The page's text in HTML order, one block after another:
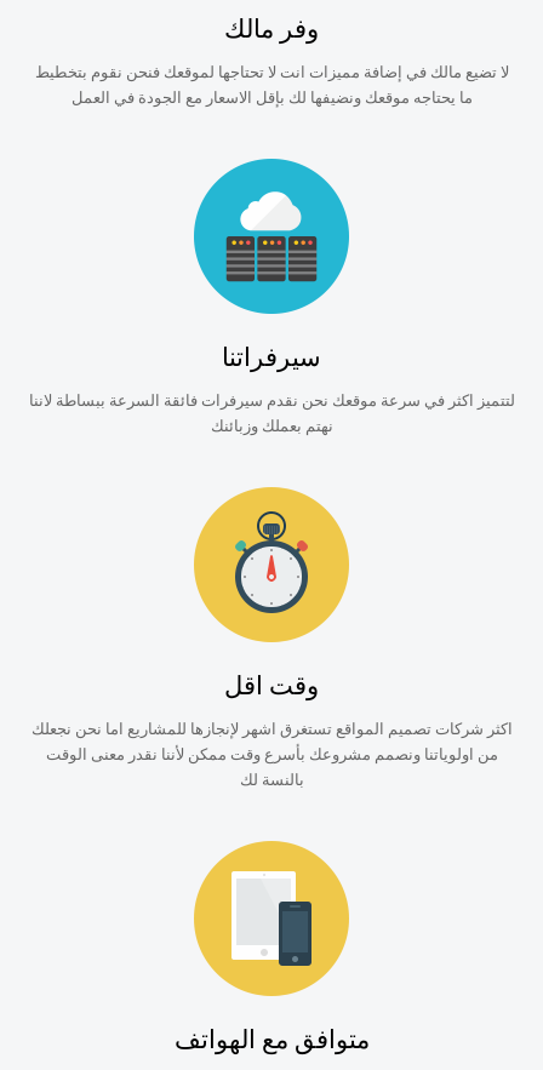
وفر مالك
لا تضيع مالك في إضافة مميزات انت لا تحتاجها لموقعك فنحن نقوم بتخطيط
ما يحتاجه موقعك ونضيفها لك بإقل الاسعار مع الجودة في العمل
سيرفراتنا
لتتميز اكثر في سرعة موقعك نحن نقدم سيرفرات فائقة السرعة ببساطة لاننا
نهتم بعملك وزبائنك
وقت اقل
اكثر شركات تصميم المواقع تستغرق اشهر لإنجازها للمشاريع اما نحن نجعلك
من اولوياتنا ونصمم مشروعك بأسرع وقت ممكن لأننا نقدر معنى الوقت
بالنسة لك
متوافق مع الهواتف